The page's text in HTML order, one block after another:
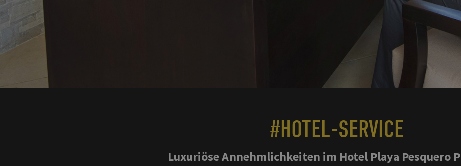
#HOTEL-SERVICE
Luxuriöse Annehmlichkeiten im Hotel Playa Pesquero